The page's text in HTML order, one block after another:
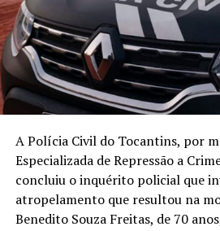
A Polícia Civil do Tocantins, por
Especializada de Repressão a
concluiu o inquérito policial que
atropelamento que resultou na
Benedito Souza Freitas, de 70